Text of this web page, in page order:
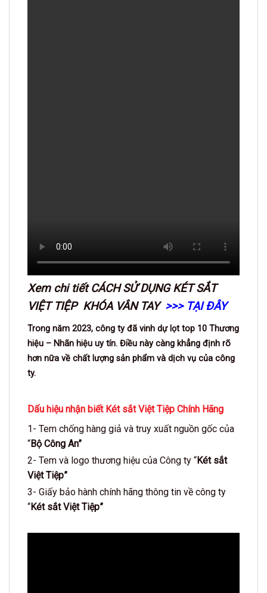
Xem chi tiếtCÁCH SỬ DỤNG KÉT SẮT
VIỆT TIỆP KHÓA VÂN TAY >>> TẠI ĐÂY
Trong năm 2023, công ty đã vinh dự lọt top 10 Thương
hiệu – Nhãn hiệu uy tín. Điều này càng khẳng định rõ
hơn nữa về chất lượng sản phẩm và dịch vụ của công
ty.
Dấu hiệu nhận biết Két sắt Việt Tiệp Chính Hãng
1- Tem chống hàng giả và truy xuất nguồn gốc của
“Bộ Công An”
2- Tem và logo thương hiệu của Công ty “Két sắt
Việt Tiệp”
3- Giấy bảo hành chính hãng thông tin về công ty
“Két sắt Việt Tiệp”